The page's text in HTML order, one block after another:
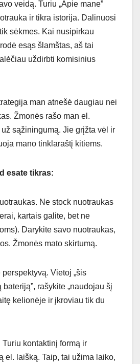
veidą. Turiu „Apie mane”
ir tikra istorija. Dalinuosi
sėkmes. Kai nusipirkau
esąs šlamštas, aš tai
uždirbti komisinius
man atnešė daugiau nei
Žmonės rašo man el.
sąžiningumą. Jie grįžta vėl ir
mano tinklaraštį kitiems.
esate tikras:
Ne stock nuotraukas
kartais galite, bet ne
Darykite savo nuotraukas,
Žmonės mato skirtumą.
perspektyvą. Vietoj „šis
rašykite „naudojau šį
kelionėje ir įkroviau tik du
kontaktinį formą ir
el. laišką. Taip, tai užima laiko,